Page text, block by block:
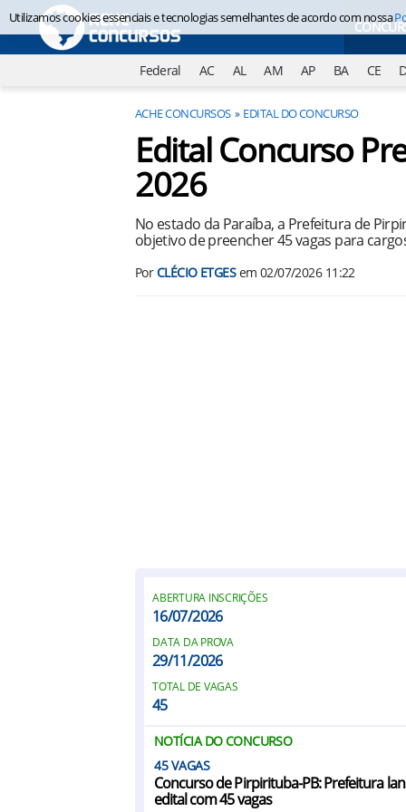
Federal AC AL AM AP BA CE
ACHE CONCURSOS EDITAL DO CONCURSO
Edital Concurso
2026
No estado da Paraíba, a Prefeitura de
objetivo de preencher 45 vagas para
PorCLÉCIO ETGESem 02/07/2026 11:22
ABERTURA INSCRIÇÕES
16/07/2026
DATA DA PROVA
29/11/2026
TOTAL DE VAGAS
45
NOTÍCIA DO CONCURSO
45
Concurso de Pirpirituba-PB: Prefeitura
edital com 45 vagas
Utilizamos cookies essenciais e tecnologias semelhantes de acordo com nossa